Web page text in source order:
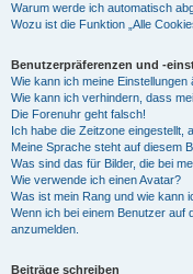
Warum werde ich automatisch
Wozu ist die Funktion „Alle
Benutzerpräferenzen und -
Wie kann ich meine Einstellungen
Wie kann ich verhindern, dass
Die Forenuhr geht falsch!
Ich habe die Zeitzone eingestellt,
Meine Sprache steht auf diesem
Was sind das für Bilder, die bei
Wie verwende ich einen Avatar?
Was ist mein Rang und wie kann
Wenn ich bei einem Benutzer auf
anzumelden.
Beiträge schreiben